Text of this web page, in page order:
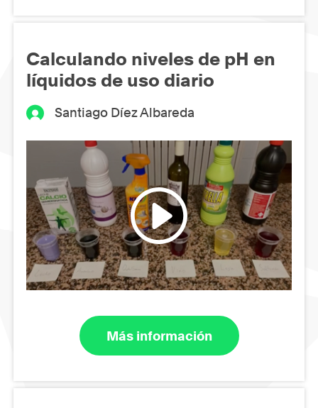
Calculando niveles de pH en
líquidos de uso diario
Santiago Díez Albareda
Más información